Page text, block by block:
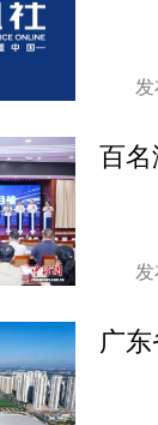
百
广